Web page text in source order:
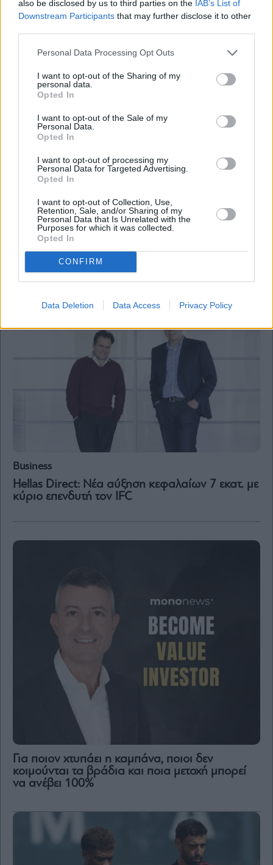
also be disclosed by us to third parties on the IAB’s List of
Downstream Participants that may further disclose it to other
Personal Data Processing Opt Outs
I want to opt-out of the Sharing of my
personal data.
Opted In
I want to opt-out of the Sale of my
Personal Data.
Opted In
I want to opt-out of processing my
Personal Data for Targeted Advertising.
Opted In
I want to opt-out of Collection, Use,
Retention, Sale, and/or Sharing of my
Personal Data that Is Unrelated with the
Purposes for which it was collected.
Opted In
CONFIRM
Data Deletion Data Access Privacy Policy
Αλέξης Πανταζής (Hellas Direct): Μπαίνουμε
Business
Hellas Direct: Από την παραδοσιακή ασφάλιση
στην τεχνητή νοημοσύνη
Business
Hellas Direct: Νέα αύξηση κεφαλαίων 7 εκατ. με
κύριο επενδυτή τον IFC
Για ποιον χτυπάει η καμπάνα, ποιοι δεν
κοιμούνται τα βράδια και ποια μετοχή μπορεί
να ανέβει 100%